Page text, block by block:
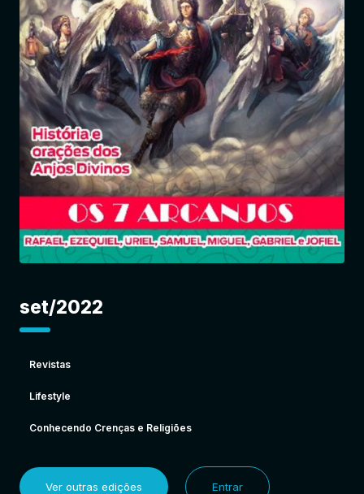
Entrar
set/2022
Revistas
Lifestyle
Conhecendo Crenças e Religiões
Ver outras edições Entrar